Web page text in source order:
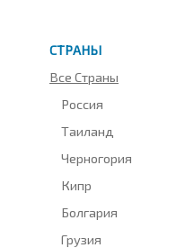
СТРАНЫ
Все Страны
Россия
Таиланд
Черногория
Кипр
Болгария
Грузия